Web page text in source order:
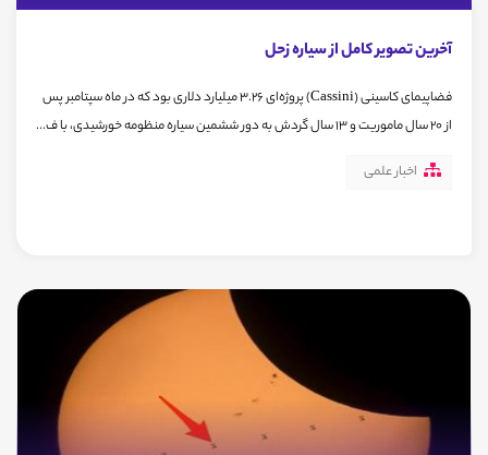
آخرین تصویر کامل از سیاره زحل
فضاپیمای کاسینی (Cassini) پروژه‌ای 3.26 میلیارد دلاری بود که در ماه سپتامبر پس
از 20 سال ماموریت و 13 سال گردش به دور ششمین سیاره منظومه خورشیدی، با ف...
اخبار علمی